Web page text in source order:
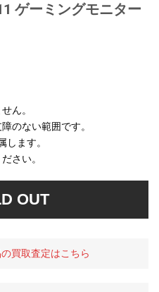
ゲーミングモニター
ん。
のない範囲です。
ます。
さい。
OUT
買取査定はこちら